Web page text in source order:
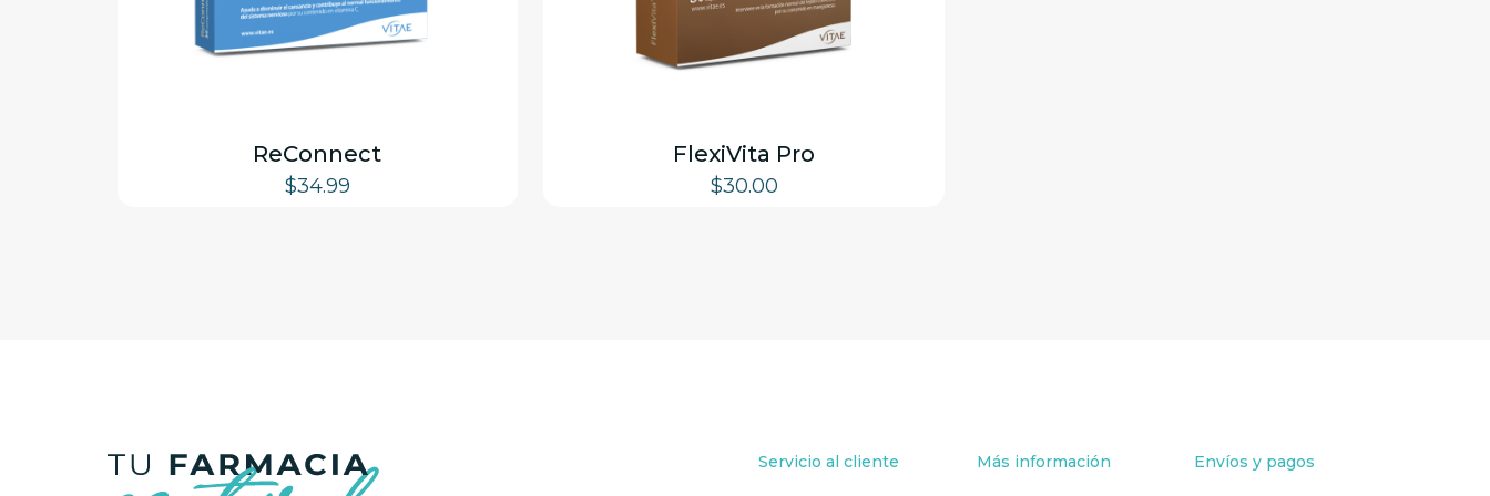
ReConnect
$34.99
FlexiVita Pro
$30.00
Servicio al cliente Más información Envíos y pagos